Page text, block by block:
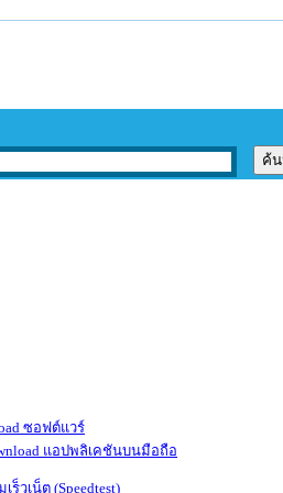
ซอฟต์แวร์
แอปพลิเคชันบนมือถือ
ร็วเน็ต (Speedtest)